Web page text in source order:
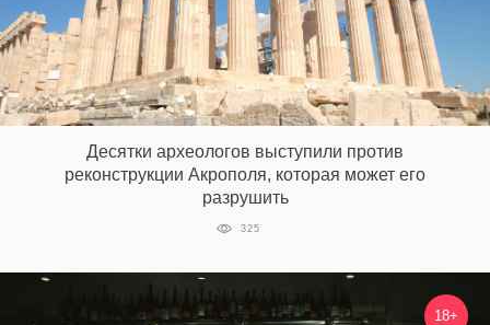
EN
UA
Десятки археологов выступили против
реконструкции Акрополя, которая может его
разрушить
325
18+